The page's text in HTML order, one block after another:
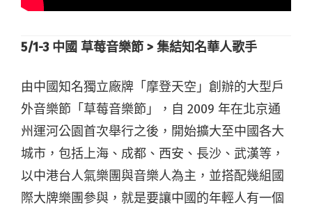
5/1-3 中國 草莓音樂節 > 集結知名華人歌手
由中國知名獨立廠牌「摩登天空」創辦的大型戶
外音樂節「草莓音樂節」，自 2009 年在北京通
州運河公園首次舉行之後，開始擴大至中國各大
城市，包括上海、成都、西安、長沙、武漢等，
以中港台人氣樂團與音樂人為主，並搭配幾組國
際大牌樂團參與，就是要讓中國的年輕人有一個